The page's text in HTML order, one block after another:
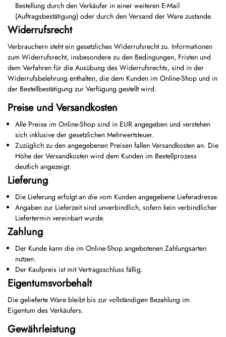
Bestellung durch den Verkäufer in einer weiteren E-Mail
(Auftragsbestätigung) oder durch den Versand der Ware zustande.
Widerrufsrecht
Verbrauchern steht ein gesetzliches Widerrufsrecht zu. Informationen
zum Widerrufsrecht, insbesondere zu den Bedingungen, Fristen und
dem Verfahren für die Ausübung des Widerrufsrechts, sind in der
Widerrufsbelehrung enthalten, die dem Kunden im Online-Shop und in
der Bestellbestätigung zur Verfügung gestellt wird.
Preise und Versandkosten
Alle Preise im Online-Shop sind in EUR angegeben und verstehen
sich inklusive der gesetzlichen Mehrwertsteuer.
Zuzüglich zu den angegebenen Preisen fallen Versandkosten an. Die
Höhe der Versandkosten wird dem Kunden im Bestellprozess
deutlich angezeigt.
Lieferung
Die Lieferung erfolgt an die vom Kunden angegebene Lieferadresse.
Angaben zur Lieferzeit sind unverbindlich, sofern kein verbindlicher
Liefertermin vereinbart wurde.
Zahlung
Der Kunde kann die im Online-Shop angebotenen Zahlungsarten
nutzen.
Der Kaufpreis ist mit Vertragsschluss fällig.
Eigentumsvorbehalt
Die gelieferte Ware bleibt bis zur vollständigen Bezahlung im
Eigentum des Verkäufers.
Gewährleistung